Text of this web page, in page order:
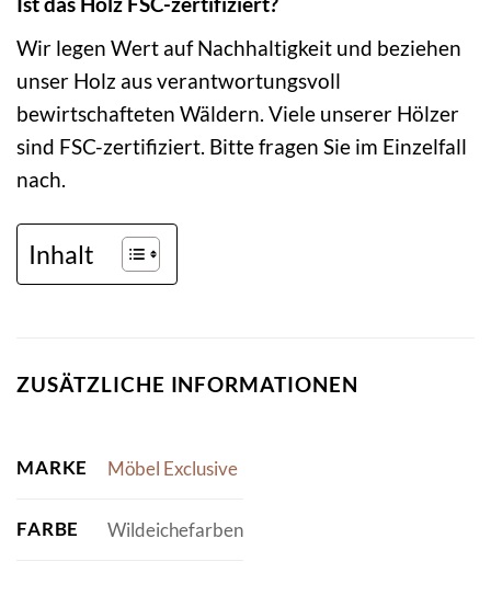
Wir legen Wert auf Nachhaltigkeit und beziehen
unser Holz aus verantwortungsvoll
bewirtschafteten Wäldern. Viele unserer Hölzer
sind FSC-zertifiziert. Bitte fragen Sie im Einzelfall
nach.
Inhalt
ZUSÄTZLICHE INFORMATIONEN
MARKE Möbel Exclusive
FARBE Wildeichefarben